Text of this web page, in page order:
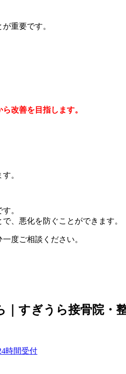
重要です。
改善を目指します。
。
。
、悪化を防ぐことができます。
度ご相談ください。
｜すぎうら接骨院・